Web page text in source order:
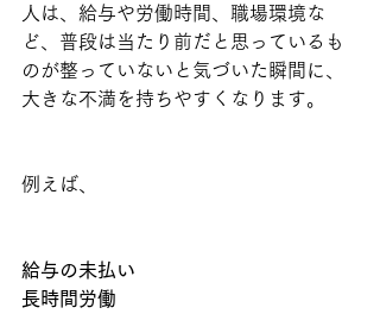
人は、給与や労働時間、職場環境な
ど、普段は当たり前だと思っているも
のが整っていないと気づいた瞬間に、
大きな不満を持ちやすくなります。
例えば、
給与の未払い
長時間労働